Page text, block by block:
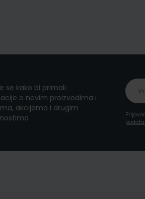
se kako bi primali
o novim proizvodima i
akcijama i drugim